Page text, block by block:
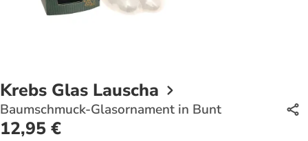
Krebs Glas Lauscha
Baumschmuck-Glasornament in Bunt
12,95 €